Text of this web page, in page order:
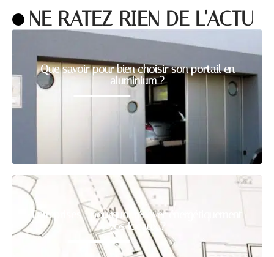
NE RATEZ RIEN DE L'ACTU
Que savoir pour bien choisir son portail en
aluminium ?
Entreprises : pourquoi rénover énergétiquement
vos locaux ?